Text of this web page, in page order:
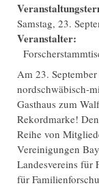
Samstag, 23.
Veranstalter:
Am 23.
nordschwäbisch-
Gasthaus zum
Rekordmarke!
Reihe von
Vereinigungen
Landesvereins für
für